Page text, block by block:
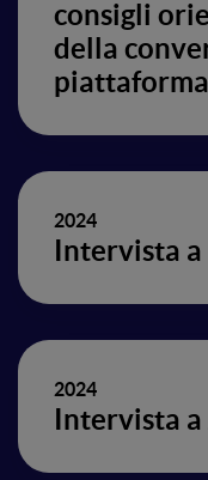
consigli
della
2024
Intervista
2024
Intervista